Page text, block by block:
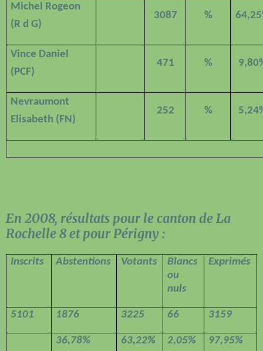
Michel Rogeon
(R d G)
3087 %
Vince Daniel
(PCF)
471 %
Nevraumont
Elisabeth (FN)
252 %
En 2008, résultats pour le canton de La
Rochelle 8 et pour Périgny :
Inscrits Abstentions Votants
Blancs
ou
nuls
Exprimés
5101 1876 3225 66 3159
36,78% 63,22% 2,05% 97,95%